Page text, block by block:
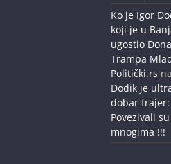
Ko je Igor
koji je u
ugostio
Trampa
Politički.rs na
Dodik je
dobar frajer:
Povezivali
mnogima !!!